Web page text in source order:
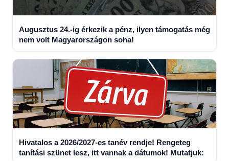
Augusztus 24.-ig érkezik a pénz, ilyen támogatás még
nem volt Magyarországon soha!
Hivatalos a 2026/2027-es tanév rendje! Rengeteg
tanítási szünet lesz, itt vannak a dátumok! Mutatjuk: